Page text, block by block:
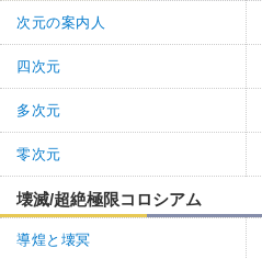
次元の案内人
四次元
多次元
零次元
壊滅/超絶極限コロシアム
導煌と壊冥